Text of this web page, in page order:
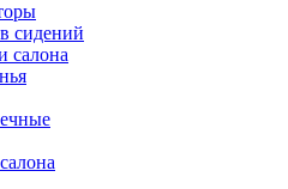
сидений
салона